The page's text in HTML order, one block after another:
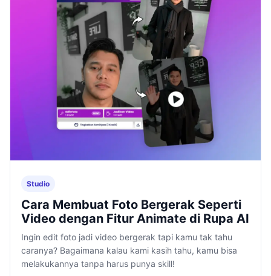
Studio
Cara Membuat Foto Bergerak Seperti
Video dengan Fitur Animate di Rupa AI
Ingin edit foto jadi video bergerak tapi kamu tak tahu
caranya? Bagaimana kalau kami kasih tahu, kamu bisa
melakukannya tanpa harus punya skill!